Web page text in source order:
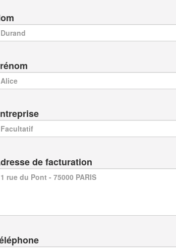
de facturation